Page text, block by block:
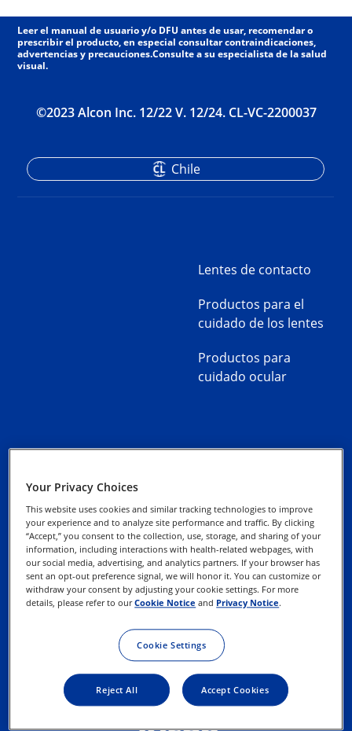
Leer el manual de usuario y/o DFU antes de usar, recomendar o
prescribir el producto, en especial consultar contraindicaciones,
advertencias y precauciones.Consulte a su especialista de la salud
visual.
©2023 Alcon Inc. 12/22 V. 12/24. CL-VC-2200037
Lentes de contacto
Productos para el
cuidado de los lentes
Productos para
cuidado ocular
Chile
Uso de Cookies
Ejerce tus Derechos
sitio web
Your Privacy Choices
This website uses cookies and similar tracking technologies to improve
your experience and to analyze site performance and traffic. By clicking
“Accept,” you consent to the collection, use, storage, and sharing of your
information, including interactions with health-related webpages, with
our social media, advertising, and analytics partners. If your browser has
sent an opt-out preference signal, we will honor it. You can customize or
withdraw your consent by adjusting your cookie settings. For more
details, please refer to ourCookie Notice and Privacy Notice.
Cookie Settings
Reject All Accept Cookies